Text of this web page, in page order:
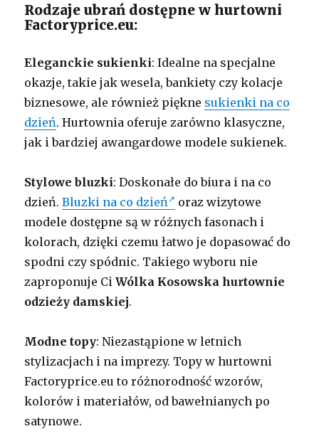
Rodzaje ubrań dostępne w hurtowni
Factoryprice.eu:
Eleganckie sukienki: Idealne na specjalne
okazje, takie jak wesela, bankiety czy kolacje
biznesowe, ale również piękne sukienki na co
dzień. Hurtownia oferuje zarówno klasyczne,
jak i bardziej awangardowe modele sukienek.
Stylowe bluzki: Doskonałe do biura i na co
dzień.Bluzki na co dzień
oraz wizytowe
modele dostępne są w różnych fasonach i
kolorach, dzięki czemu łatwo je dopasować do
spodni czy spódnic. Takiego wyboru nie
zaproponuje CiWólka Kosowska hurtownie
odzieży damskiej.
Modne topy: Niezastąpione w letnich
stylizacjach i na imprezy. Topy w hurtowni
Factoryprice.eu to różnorodność wzorów,
kolorów i materiałów, od bawełnianych po
satynowe.